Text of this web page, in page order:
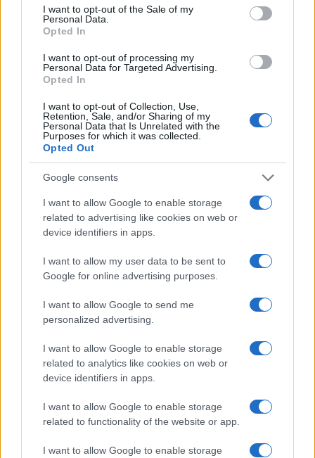
consent section.
I want to opt-out of the Sale of my
Personal Data.
Opted In
I want to opt-out of processing my
Personal Data for Targeted Advertising.
Opted In
I want to opt-out of Collection, Use,
Retention, Sale, and/or Sharing of my
Personal Data that Is Unrelated with the
Purposes for which it was collected.
Opted Out
Google consents
I want to allow Google to enable storage
related to advertising like cookies on web or
device identifiers in apps.
I want to allow my user data to be sent to
Google for online advertising purposes.
I want to allow Google to send me
personalized advertising.
I want to allow Google to enable storage
related to analytics like cookies on web or
device identifiers in apps.
I want to allow Google to enable storage
related to functionality of the website or app.
I want to allow Google to enable storage